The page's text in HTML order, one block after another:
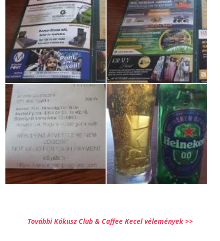
További Kókusz Club & Caffee Kecel vélemények >>